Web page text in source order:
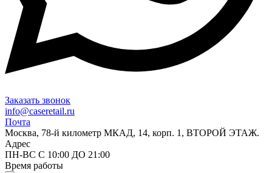
Заказать звонок
info@caseretail.ru
Почта
Москва, 78-й километр МКАД, 14, корп. 1, ВТОРОЙ ЭТАЖ.
Адрес
ПН-ВС С 10:00 ДО 21:00
Время работы